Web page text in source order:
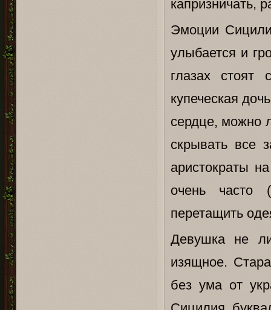
капризничать,
Эмоции
улыбается и
глазах
купеческая
сердце, можно
скрывать все
аристократы
очень часто
перетащить
Девушка не
изящное.
без ума от